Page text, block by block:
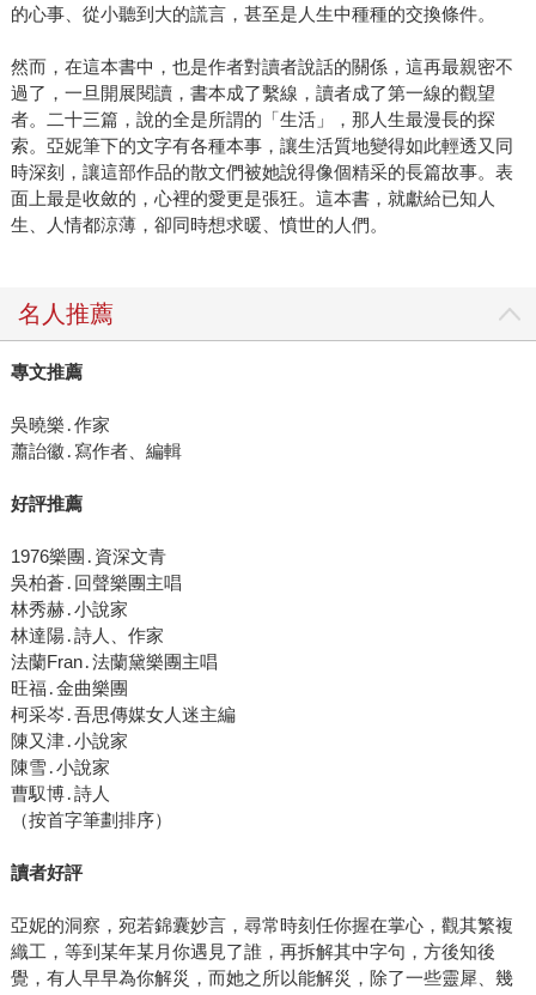
的心事、從小聽到大的謊言，甚至是人生中種種的交換條件。
然而，在這本書中，也是作者對讀者說話的關係，這再最親密不
過了，一旦開展閱讀，書本成了繫線，讀者成了第一線的觀望
者。二十三篇，說的全是所謂的「生活」，那人生最漫長的探
索。亞妮筆下的文字有各種本事，讓生活質地變得如此輕透又同
時深刻，讓這部作品的散文們被她說得像個精采的長篇故事。表
面上最是收斂的，心裡的愛更是張狂。這本書，就獻給已知人
生、人情都涼薄，卻同時想求暖、憤世的人們。
名人推薦
專文推薦
吳曉樂․作家
蕭詒徽․寫作者、編輯
好評推薦
1976樂團․資深文青
吳柏蒼․回聲樂團主唱
林秀赫․小說家
林達陽․詩人、作家
法蘭Fran․法蘭黛樂團主唱
旺福․金曲樂團
柯采岑․吾思傳媒女人迷主編
陳又津․小說家
陳雪․小說家
曹馭博․詩人
（按首字筆劃排序）
讀者好評
亞妮的洞察，宛若錦囊妙言，尋常時刻任你握在掌心，觀其繁複
織工，等到某年某月你遇見了誰，再拆解其中字句，方後知後
覺，有人早早為你解災，而她之所以能解災，除了一些靈犀、幾